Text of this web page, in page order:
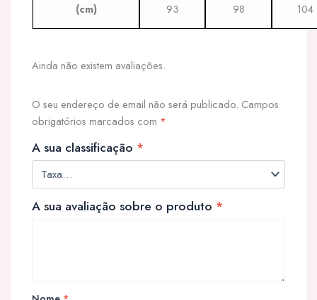
(cm)
93
98
104
Ainda não existem avaliações.
O seu endereço de email não será publicado. Campos
obrigatórios marcados com *
A sua classificação *
A sua avaliação sobre o produto *